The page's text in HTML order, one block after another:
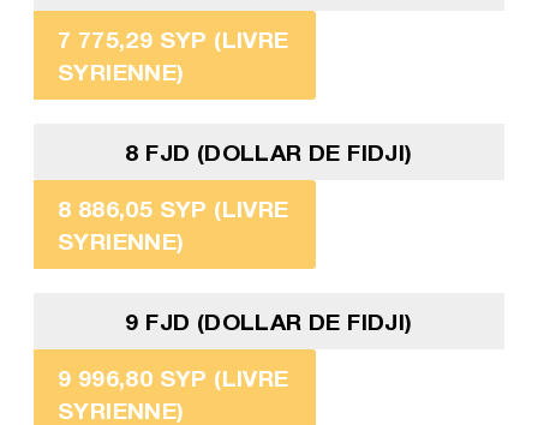
7 775,29 SYP (LIVRE
SYRIENNE)
8 FJD (DOLLAR DE FIDJI)
8 886,05 SYP (LIVRE
SYRIENNE)
9 FJD (DOLLAR DE FIDJI)
9 996,80 SYP (LIVRE
SYRIENNE)